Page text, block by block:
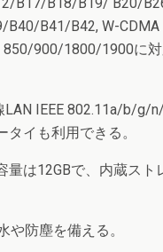
B40/B41/B42, W-CDMA
900/1800/1900に対
LAN IEEE 802.11a/b/g/
イも利用できる。
量は12GBで、内蔵スト
や防塵を備える。